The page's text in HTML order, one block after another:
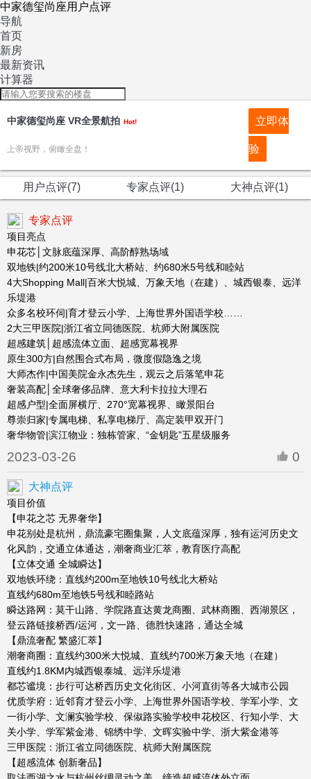
中家德玺尚座用户点评
导航
首页
新房
最新资讯
计算器
中家德玺尚座 VR全景航拍 Hot! 立即体
验
上帝视野，俯瞰全盘！
用户点评(7) 专家点评(1) 大神点评(1)
专家点评
项目亮点
申花芯│文脉底蕴深厚、高阶醇熟场域
双地铁|约200米10号线北大桥站、约680米5号线和睦站
4大Shopping Mall|百米大悦城、万象天地（在建）、城西银泰、远洋
乐堤港
众多名校环伺|育才登云小学、上海世界外国语学校……
2大三甲医院|浙江省立同德医院、杭师大附属医院
超感建筑│超感流体立面、超感宽幕视界
原生300方|自然围合式布局，微度假隐逸之境
大师杰作|中国美院金永杰先生，观云之后落笔申花
奢装高配│全球奢侈品牌、意大利卡拉拉大理石
超感户型|全面屏横厅、270°宽幕视界、瞰景阳台
尊崇归家|专属电梯、私享电梯厅、高定装甲双开门
奢华物管|滨江物业：独栋管家、“金钥匙”五星级服务
2023-03-26 0
大神点评
项目价值
【申花之芯 无界奢华】
申花别处是杭州，鼎流豪宅圈集聚，人文底蕴深厚，独有运河历史文
化风韵，交通立体通达，潮奢商业汇萃，教育医疗高配
【立体交通 全城瞬达】
双地铁环绕：直线约200m至地铁10号线北大桥站
直线约680m至地铁5号线和睦路站
瞬达路网：莫干山路、学院路直达黄龙商圈、武林商圈、西湖景区，
登云路链接桥西/运河，文一路、德胜快速路，通达全城
【鼎流奢配 繁盛汇萃】
潮奢商圈：直线约300米大悦城、直线约700米万象天地（在建）
直线约1.8KM内城西银泰城、远洋乐堤港
都芯谧境：步行可达桥西历史文化街区、小河直街等各大城市公园
优质学府：近邻育才登云小学、上海世界外国语学校、学军小学、文
一街小学、文澜实验学校、保俶路实验学校申花校区、行知小学、大
关小学、学军紫金港、锦绣中学、文晖实验中学、浙大紫金港等
三甲医院：浙江省立同德医院、杭师大附属医院
【超感流体 创新奢品】